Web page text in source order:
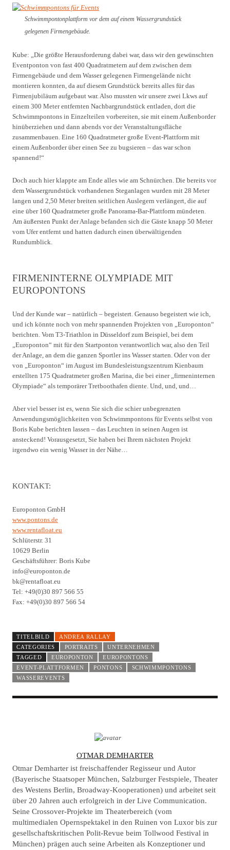
Schwimmpontonplattform vor dem auf einem Wassergrundstück
gelegenen Firmengebäude.
Kube: „Die größte Herausforderung dabei war, dass wir den gewünschten
Eventponton von fast 400 Quadratmetern auf dem zwischen dem
Firmengebäude und dem Wasser gelegenen Firmengelände nicht
montieren konnten, da auf diesem Grundstück bereits alles für das
Firmenjubiläum aufgebaut war. Also mussten wir unsere zwei Lkws auf
einem 300 Meter entfernten Nachbargrundstück entladen, dort die
Schwimmpontons in Einzelteilen vorbereiten, sie mit einem Außenborder
hinüberziehen und dann abends vor der Veranstaltungsfläche
zusammenbauen. Eine 160 Quadratmeter große Event-Plattform mit
einem Außenborder über einen See zu bugsieren – das war schon
spannend!“
Doch auch hier klappte am Ende alles wie am Schnürchen. Die bereits vor
dem Wassergrundstück vorhandenen Steganlagen wurden mit 28 Meter
langen und 2,50 Meter breiten seitlichen Auslegern verlängert, die auf
eine über 160 Quadratmeter große Panorama-Bar-Plattform mündeten.
Am äußersten Punkt der Anlage befanden sich die Gäste knapp 50 Meter
vom Ufer entfernt und hatten dadurch einen überwältigenden
Rundumblick.
FIRMENINTERNE OLYMPIADE MIT
EUROPONTONS
Und der Kunde war – natürlich – begeistert. Genauso begeistert wie ich,
und ich könnte noch von mehr spannenden Projekten von „Europonton“
berichten. Vom T3-Triathlon in Düsseldorf zum Beispiel, bei dem
„Europonton“ mit für den Startponton verantwortlich war, also den Teil
der Anlage, an dem die ganzen Sportler ins Wasser starten. Oder von der
von „Europonton“ im August im Bundesleistungszentrum Kienbaum
erstellten 175 Quadratmeter großen Marina, die bei einer „firmeninternen
Olympiade“ als temporärer Tretboothafen diente. Und, und, und…
Aber viel besser ist es, wenn Sie sich die schier unbegrenzten
Anwendungsmöglichkeiten von Schwimmpontons für Events selbst von
Boris Kube berichten lassen – das Leuchten in seinen Augen ist
ansteckend! Vorausgesetzt, Sie haben bei Ihrem nächsten Projekt
irgendwo ein wenig Wasser in der Nähe…
KONTAKT:
Europonton GmbH
www.pontons.de
www.rentafloat.eu
Schlüterstr. 31
10629 Berlin
Geschäftsführer: Boris Kube
info@europonton.de
bk@rentafloat.eu
Tel: +49(0)30 897 566 55
Fax: +49(0)30 897 566 54
TITELBILD
ANDREA RALLAY
CATEGORIES
PORTRAITS
UNTERNEHMEN
TAGGED
EUROPONTON
EUROPONTONS
EVENT-PLATTFORMEN
PONTONS
SCHWIMMPONTONS
WASSEREVENTS
U
T
H
O
R
OTMAR DEMHARTER
Otmar Demharter ist freischaffender Regisseur und Autor
(Bayerische Staatsoper München, Salzburger Festspiele, Theater
des Westens Berlin, Broadway-Kooperationen) und arbeitet seit
über 20 Jahren auch erfolgreich in der Live Communication.
Seine Crossover-Projekte im Theaterbereich (vom
multimedialen Opernspektakel in den Ruinen von Luxor bis zur
gesellschaftskritischen Polit-Revue beim Tollwood Festival in
München) prägen auch seine Arbeiten als Konzeptioner und